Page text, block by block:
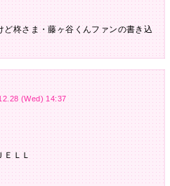
ど柊さま・藤ヶ谷くんファンの書き込
(Wed) 14:37
ＬＬ